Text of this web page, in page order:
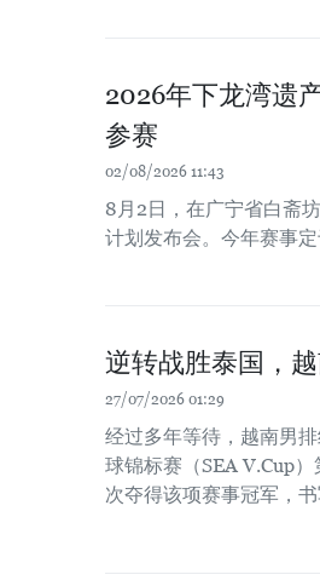
2026年下龙湾遗
参赛
02/08/2026 11:43
8月2日，在广宁省白斋
计划发布会。今年赛事
逆转战胜泰国，
27/07/2026 01:29
经过多年等待，越南男
球锦标赛（SEA V.Cup
次夺得该项赛事冠军，